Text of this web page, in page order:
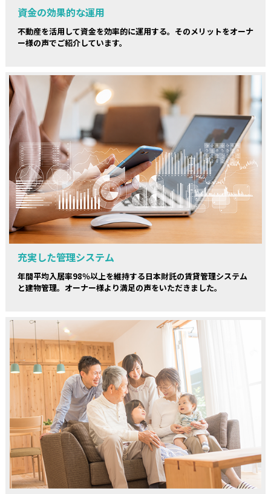
資金の効果的な運用
不動産を活用して資金を効率的に運用する。そのメリットをオーナ
ー様の声でご紹介しています。
充実した管理システム
年間平均入居率98％以上を維持する日本財託の賃貸管理システム
と建物管理。オーナー様より満足の声をいただきました。